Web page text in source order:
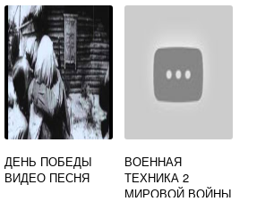
ДЕНЬ ПОБЕДЫ
ВИДЕО ПЕСНЯ
ВОЕННАЯ
ТЕХНИКА 2
МИРОВОЙ ВОЙНЫ